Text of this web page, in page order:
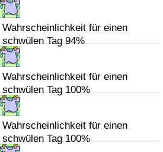
Wahrscheinlichkeit für einen
schwülen Tag 94%
Wahrscheinlichkeit für einen
schwülen Tag 100%
Wahrscheinlichkeit für einen
schwülen Tag 100%
Land